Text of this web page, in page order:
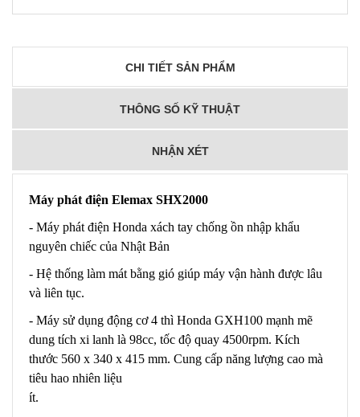
CHI TIẾT SẢN PHẨM
THÔNG SỐ KỸ THUẬT
NHẬN XÉT
Máy phát điện Elemax SHX2000
- Máy phát điện Honda xách tay chống ồn nhập khẩu
nguyên chiếc của Nhật Bản
- Hệ thống làm mát bằng gió giúp máy vận hành được lâu
và liên tục.
- Máy sử dụng động cơ 4 thì Honda GXH100 mạnh mẽ
dung tích xi lanh là 98cc, tốc độ quay 4500rpm. Kích
thước 560 x 340 x 415 mm. Cung cấp năng lượng cao mà
tiêu hao nhiên liệu
ít.